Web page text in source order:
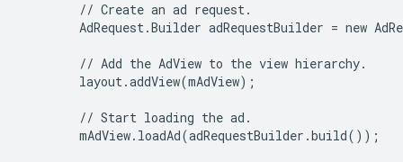
// Create an ad request.
AdRequest.Builder adRequestBuilder = new
// Add the AdView to the view hierarchy.
layout.addView(mAdView);
// Start loading the ad .
mAdView. loadAd(adRequestBuilder .build());